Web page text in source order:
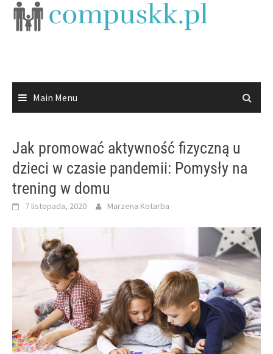
Skip
Main Menu
Jak promować aktywność fizyczną u
dzieci w czasie pandemii: Pomysły na
trening w domu
7 listopada, 2020 Marzena Kotarba